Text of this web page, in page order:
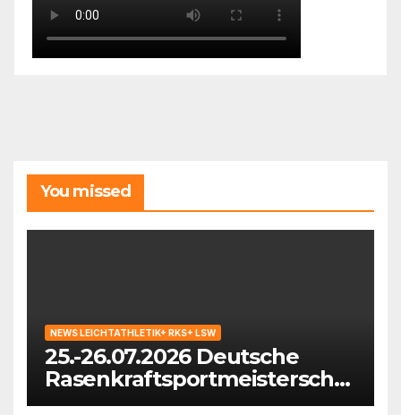
You missed
NEWS LEICHTATHLETIK+ RKS+ LSW
25.-26.07.2026 Deutsche
Rasenkraftsportmeisterschaf
ten der Masters in